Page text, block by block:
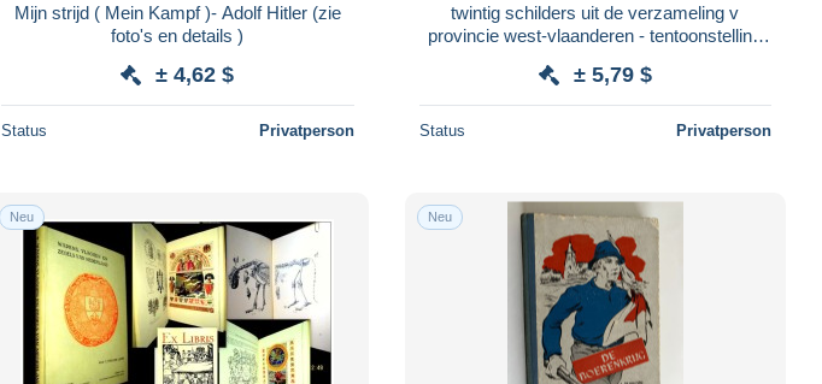
Mijn strijd ( Mein Kampf )- Adolf Hitler (zie
foto's en details )
± 4,62 $
Status Privatperson
twintig schilders uit de verzameling v
provincie west-vlaanderen - tentoonstelling
± 5,79 $
Status Privatperson
Neu Neu